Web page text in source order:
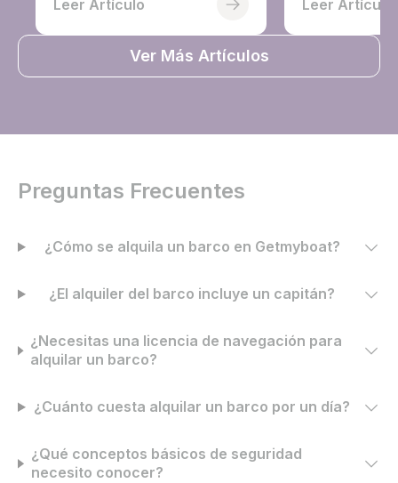
Leer Artículo Leer Artículo
Ver Más Artículos
Preguntas Frecuentes
¿Cómo se alquila un barco en Getmyboat?
¿El alquiler del barco incluye un capitán?
¿Necesitas una licencia de navegación para
alquilar un barco?
¿Cuánto cuesta alquilar un barco por un día?
¿Qué conceptos básicos de seguridad
necesito conocer?